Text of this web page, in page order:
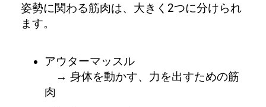
姿勢に関わる筋肉は、大きく2つに分けられ
ます。
アウターマッスル
→ 身体を動かす、力を出すための筋
肉